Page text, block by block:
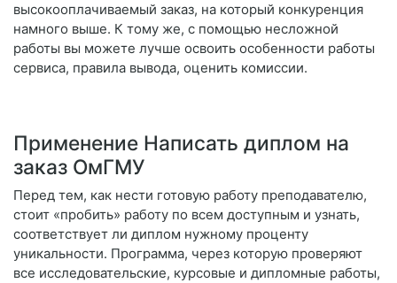
высокооплачиваемый заказ, на который конкуренция
намного выше. К тому же, с помощью несложной
работы вы можете лучше освоить особенности работы
сервиса, правила вывода, оценить комиссии.
Применение Написать диплом на
заказ ОмГМУ
Перед тем, как нести готовую работу преподавателю,
стоит «пробить» работу по всем доступным и узнать,
соответствует ли диплом нужному проценту
уникальности. Программа, через которую проверяют
все исследовательские, курсовые и дипломные работы,